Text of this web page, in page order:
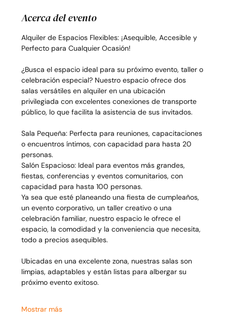
Acerca del evento
Alquiler de Espacios Flexibles: ¡Asequible, Accesible y
Perfecto para Cualquier Ocasión!
¿Busca el espacio ideal para su próximo evento, taller o
celebración especial? Nuestro espacio ofrece dos
salas versátiles en alquiler en una ubicación
privilegiada con excelentes conexiones de transporte
público, lo que facilita la asistencia de sus invitados.
Sala Pequeña: Perfecta para reuniones, capacitaciones
o encuentros íntimos, con capacidad para hasta 20
personas.
Salón Espacioso: Ideal para eventos más grandes,
fiestas, conferencias y eventos comunitarios, con
capacidad para hasta 100 personas.
Ya sea que esté planeando una fiesta de cumpleaños,
un evento corporativo, un taller creativo o una
celebración familiar, nuestro espacio le ofrece el
espacio, la comodidad y la conveniencia que necesita,
todo a precios asequibles.
Ubicadas en una excelente zona, nuestras salas son
limpias, adaptables y están listas para albergar su
próximo evento exitoso.
Mostrar más